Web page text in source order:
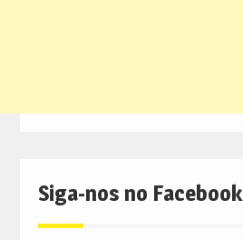
Siga-nos no Facebook